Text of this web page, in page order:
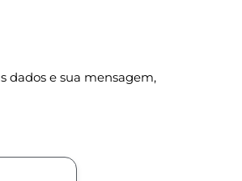
dados e sua mensagem,